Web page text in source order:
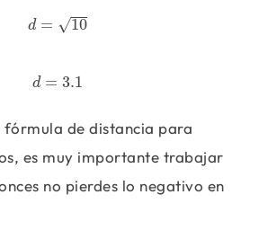
d = √10
10
d = 3.1
d 3.1
fórmula de distancia para
es muy importante trabajar
no pierdes lo negativo en